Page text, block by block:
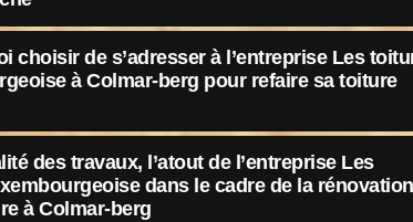
choisir de s’adresser à l’entreprise Les
à Colmar-berg pour refaire sa toiture
des travaux, l’atout de l’entreprise Les
dans le cadre de la
à Colmar-berg